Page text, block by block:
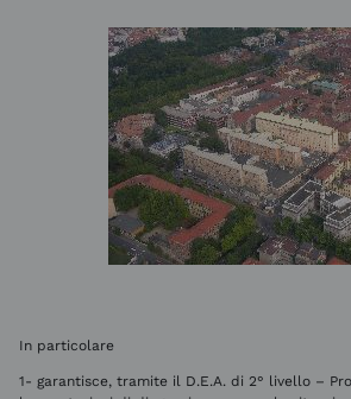
In particolare
1- garantisce, tramite il D.E.A. di 2° livello –